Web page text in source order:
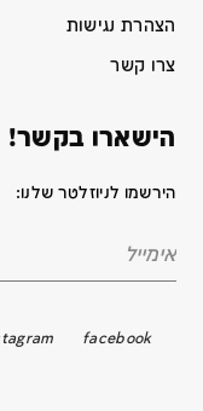
הצהרת נגישות
צרו קשר
הישארו בקשר!
הירשמו לניוזלטר שלנו:
facebook